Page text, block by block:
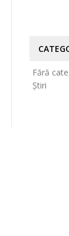
Fără
Știri